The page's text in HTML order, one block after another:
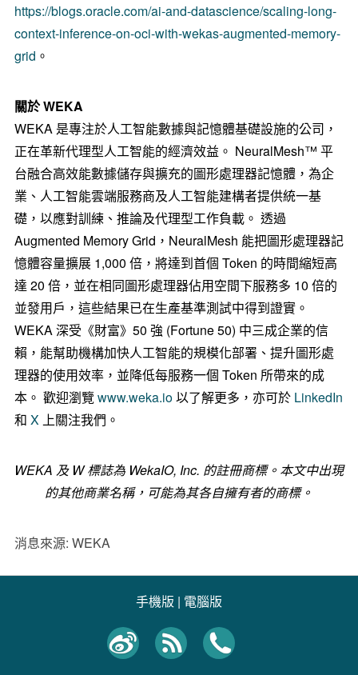
https://blogs.oracle.com/ai-and-datascience/scaling-long-
context-inference-on-oci-with-wekas-augmented-memory-
grid 。
關於 WEKA
WEKA 是專注於人工智能數據與記憶體基礎設施的公司，
正在革新代理型人工智能的經濟效益。 NeuralMesh™ 平
台融合高效能數據儲存與擴充的圖形處理器記憶體，為企
業、人工智能雲端服務商及人工智能建構者提供統一基
礎，以應對訓練、推論及代理型工作負載。 透過
Augmented Memory Grid，NeuralMesh 能把圖形處理器記
憶體容量擴展 1,000 倍，將達到首個 Token 的時間縮短高
達 20 倍，並在相同圖形處理器佔用空間下服務多 10 倍的
並發用戶，這些結果已在生產基準測試中得到證實。
WEKA 深受《財富》50 強 (Fortune 50) 中三成企業的信
賴，能幫助機構加快人工智能的規模化部署、提升圖形處
理器的使用效率，並降低每服務一個 Token 所帶來的成
本。 歡迎瀏覽www.weka.io以了解更多，亦可於 LinkedIn
和 X上關注我們。
WEKA 及 W 標誌為 WekaIO, Inc. 的註冊商標。本文中出現
的其他商業名稱，可能為其各自擁有者的商標。
消息來源: WEKA
手機版 | 電腦版